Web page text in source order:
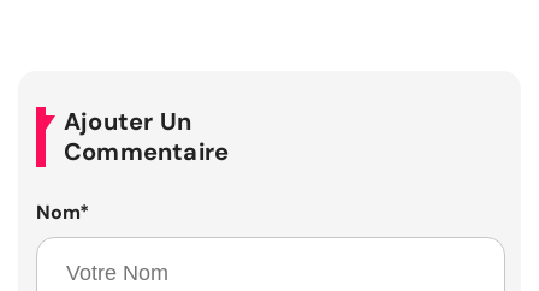
Ajouter Un
Commentaire
Nom*